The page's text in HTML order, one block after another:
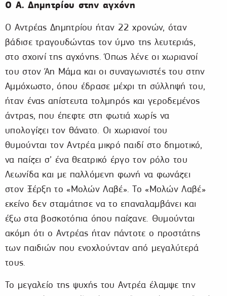
Ο Α. Δημητρίου στην αγχόνη
Ο Αντρέας Δημητρίου ήταν 22 χρονών, όταν
βάδισε τραγουδώντας τον ύμνο της λευτεριάς,
στο σχοινί της αγχόνης. Όπως λένε οι χωριανοί
του στον Άη Μάμα και οι συναγωνιστές του στην
Αμμόχωστο, όπου έδρασε μέχρι τη σύλληψή του,
ήταν ένας απίστευτα τολμηρός και γεροδεμένος
άντρας, που έπεφτε στη φωτιά χωρίς να
υπολογίζει τον θάνατο. Οι χωριανοί του
θυμούνται τον Αντρέα μικρό παιδί στο δημοτικό,
να παίζει σ’ ένα θεατρικό έργο τον ρόλο του
Λεωνίδα και με παλλόμενη φωνή να φωνάζει
στον Ξέρξη το «Μολών Λαβέ». Το «Μολών Λαβέ»
εκείνο δεν σταμάτησε να το επαναλαμβάνει και
έξω στα βοσκοτόπια όπου παίζανε. Θυμούνται
ακόμη ότι ο Αντρέας ήταν πάντοτε ο προστάτης
των παιδιών που ενοχλούνταν από μεγαλύτερά
τους.
Το μεγαλείο της ψυχής του Αντρέα έλαμψε την